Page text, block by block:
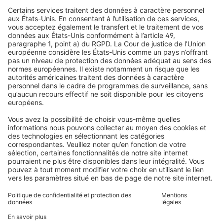
Stores vénitiens
Volets roulants
Moteurs pour volets roulants
Moustiquaires
Stores bannes
Maison connectée
Électronique et radio
Droit de rétractation
Newsletter
Délais de livraison et expédition
Modes de paiement
Conditions des bons d'achat
Consignes de sécurité
Enregistrements
Informations obligatoires pour les consommateurs
Qui sommes-nous
Pourquoi choisir Domondo ?
Ce que disent nos clients
Avis
Modes de paiement
Partenaires d'expédition
Politique de confidentialité et protection des données
Informations sur l’élimination des piles et équipements